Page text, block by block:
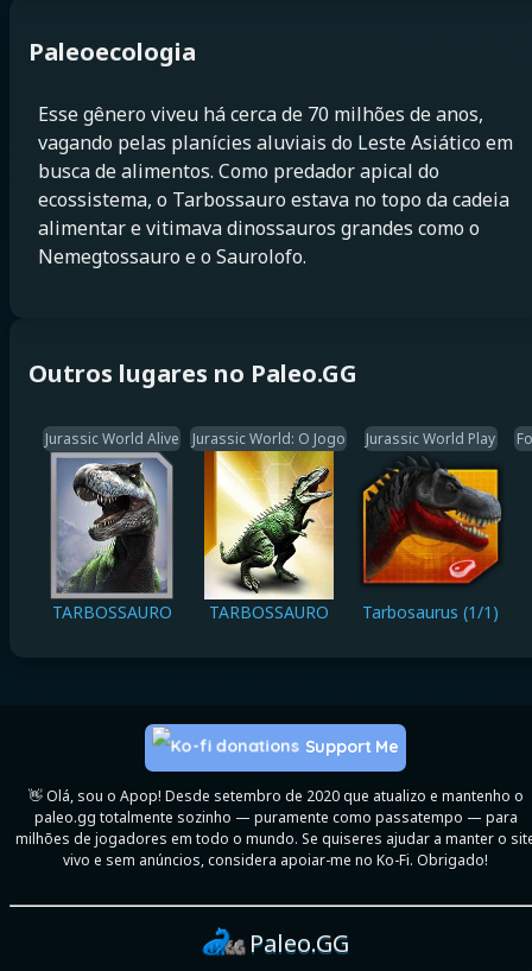
Paleoecologia
Esse gênero viveu há cerca de 70 milhões de anos,
vagando pelas planícies aluviais do Leste Asiático em
busca de alimentos. Como predador apical do
ecossistema, o Tarbossauro estava no topo da cadeia
alimentar e vitimava dinossauros grandes como o
Nemegtossauro e o Saurolofo.
Outros lugares no Paleo.GG
Jurassic World Alive
TARBOSSAURO
Jurassic World: O Jogo
TARBOSSAURO
Jurassic World Play
Tarbosaurus (1/1)
👋 Olá, sou o Apop! Desde setembro de 2020 que atualizo e mantenho o
paleo.gg totalmente sozinho — puramente como passatempo — para
milhões de jogadores em todo o mundo. Se quiseres ajudar a manter o
vivo e sem anúncios, considera apoiar-me no Ko-Fi. Obrigado!
Support Me
Paleo.GG